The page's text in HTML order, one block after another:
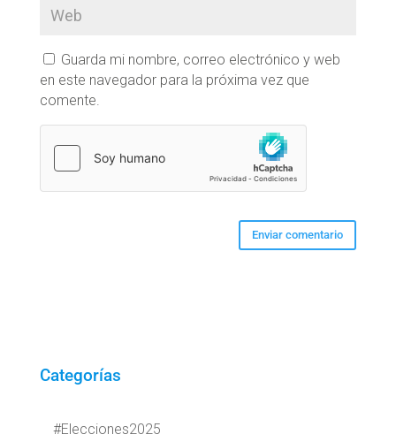
Guarda mi nombre, correo electrónico y web
en este navegador para la próxima vez que
comente.
Categorías
#Elecciones2025